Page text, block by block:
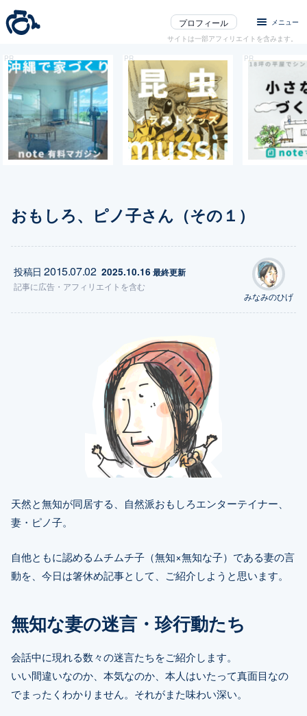
プロフィール
メニュー
サイトは一部アフィリエイトを含みます。
おもしろ、ピノ子さん（その１）
投稿日2015.07.02 2025.10.16 最終更新
記事に広告 ・アフィリエイトを含む
みなみのひげ
天然と無知が同居する、自然派おもしろエンターテイナー、
妻・ピノ子。
自他ともに認めるムチムチ子（無知×無知な子）である妻の言
動を、今日は箸休め記事として、ご紹介しようと思います。
無知な妻の迷言・珍行動たち
会話中に現れる数々の迷言たちをご紹介します。
いい間違いなのか、本気なのか、本人はいたって真面目なの
でまったくわかりません。それがまた味わい深い。